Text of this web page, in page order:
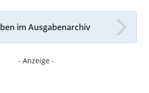
im Ausgabenarchiv
- Anzeige -